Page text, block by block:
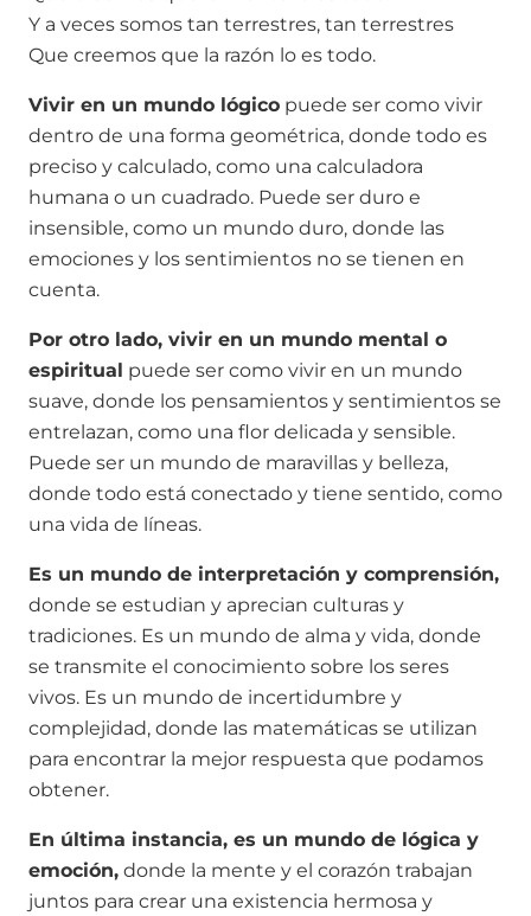
Y a veces somos tan terrestres, tan terrestres
Que creemos que la razón lo es todo.
Vivir en un mundo lógico puede ser como vivir
dentro de una forma geométrica, donde todo es
preciso y calculado, como una calculadora
humana o un cuadrado. Puede ser duro e
insensible, como un mundo duro, donde las
emociones y los sentimientos no se tienen en
cuenta.
Por otro lado, vivir en un mundo mental o
espiritual puede ser como vivir en un mundo
suave, donde los pensamientos y sentimientos se
entrelazan, como una flor delicada y sensible.
Puede ser un mundo de maravillas y belleza,
donde todo está conectado y tiene sentido, como
una vida de líneas.
Es un mundo de interpretación y comprensión,
donde se estudian y aprecian culturas y
tradiciones. Es un mundo de alma y vida, donde
se transmite el conocimiento sobre los seres
vivos. Es un mundo de incertidumbre y
complejidad, donde las matemáticas se utilizan
para encontrar la mejor respuesta que podamos
obtener.
En última instancia, es un mundo de lógica y
emoción, donde la mente y el corazón trabajan
juntos para crear una existencia hermosa y